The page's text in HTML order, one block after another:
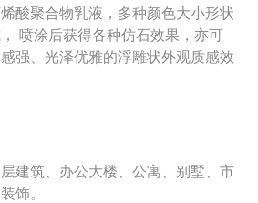
酸聚合物乳液，多种颜色大小形状
喷涂后获得各种仿石效果，亦可
强、光泽优雅的浮雕状外观质感效
建筑、办公大楼、公寓、别墅、市
饰。